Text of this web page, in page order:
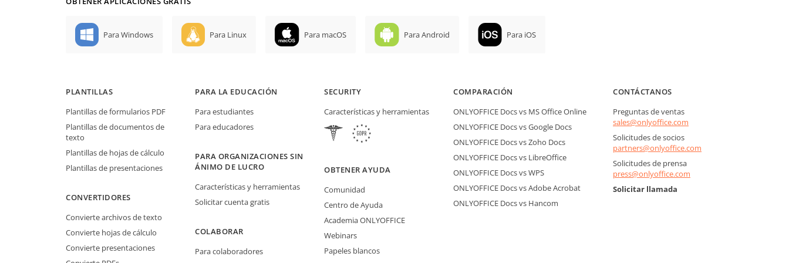
Para Windows Para Linux Para macOS Para Android Para iOS
PLANTILLAS
Plantillas de formularios PDF
Plantillas de documentos de
texto
Plantillas de hojas de cálculo
Plantillas de presentaciones
CONVERTIDORES
Convierte archivos de texto
Convierte hojas de cálculo
Convierte presentaciones
PARA LA EDUCACIÓN
Para estudiantes
Para educadores
PARA ORGANIZACIONES SIN
ÁNIMO DE LUCRO
Características y herramientas
Solicitar cuenta gratis
COLABORAR
Para colaboradores
SECURITY
Características y herramientas
OBTENER AYUDA
Comunidad
Centro de Ayuda
Academia ONLYOFFICE
Webinars
Papeles blancos
COMPARACIÓN
ONLYOFFICE Docs vs MS Office Online
ONLYOFFICE Docs vs Google Docs
ONLYOFFICE Docs vs Zoho Docs
ONLYOFFICE Docs vs LibreOffice
ONLYOFFICE Docs vs WPS
ONLYOFFICE Docs vs Adobe Acrobat
ONLYOFFICE Docs vs Hancom
CONTÁCTANOS
Preguntas de ventas
sales@onlyoffice.com
Solicitudes de socios
partners@onlyoffice.com
Solicitudes de prensa
press@onlyoffice.com
Solicitar llamada